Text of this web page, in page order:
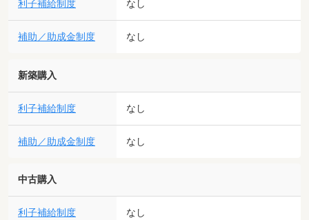
利子補給制度 なし
補助／助成金制度 なし
新築購入
利子補給制度 なし
補助／助成金制度 なし
中古購入
利子補給制度 なし